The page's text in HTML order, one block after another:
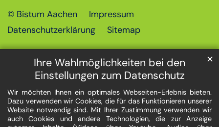
Ihre Wahlmöglichkeiten bei den
Einstellungen zum Datenschutz
Wir möchten Ihnen ein optimales Webseiten-Erlebnis bieten.
Dazu verwenden wir Cookies, die für das Funktionieren unserer
Website notwendig sind. Mit Ihrer Zustimmung verwenden wir
auch Cookies und andere Technologien, die zur Anzeige
✕
© Bistum Aachen
Impressum
Datenschutzerklärung
Sitemap